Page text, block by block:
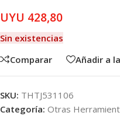
UYU 428,80
Sin existencias
Comparar
Añadir a
SKU: THTJ531106
Categoría: Otras